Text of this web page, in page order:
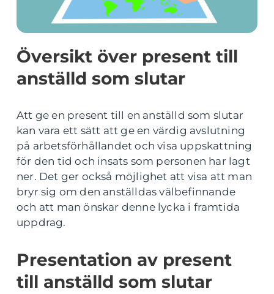
Översikt över present till
anställd som slutar
Att ge en present till en anställd som slutar
kan vara ett sätt att ge en värdig avslutning
på arbetsförhållandet och visa uppskattning
för den tid och insats som personen har lagt
ner. Det ger också möjlighet att visa att man
bryr sig om den anställdas välbefinnande
och att man önskar denne lycka i framtida
uppdrag.
Presentation av present
till anställd som slutar